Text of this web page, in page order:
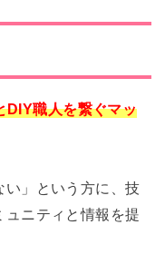
DIY職人を繋ぐマッ
い」という方に、技
ニティと情報を提